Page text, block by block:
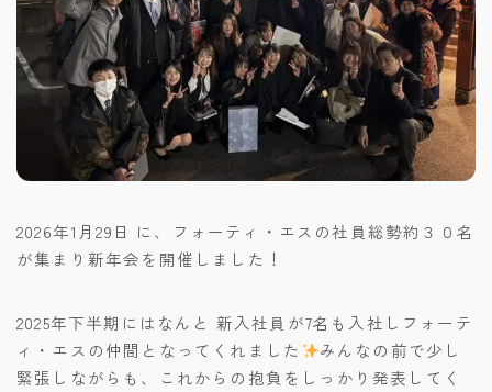
2026年1月29日 に、フォーティ・エスの社員総勢約３０名
が集まり新年会を開催しました！
2025年下半期にはなんと 新入社員が7名も入社しフォーテ
ィ・エスの仲間となってくれました
みんなの前で少し
緊張しながらも、これからの抱負をしっかり発表してく